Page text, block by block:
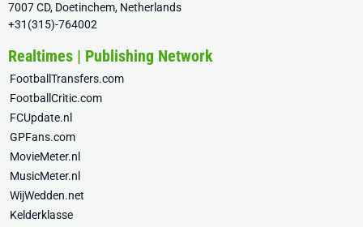
7007 CD, Doetinchem, Netherlands
+31(315)-764002
Realtimes | Publishing Network
FootballTransfers.com
FootballCritic.com
FCUpdate.nl
GPFans.com
MovieMeter.nl
MusicMeter.nl
WijWedden.net
Kelderklasse